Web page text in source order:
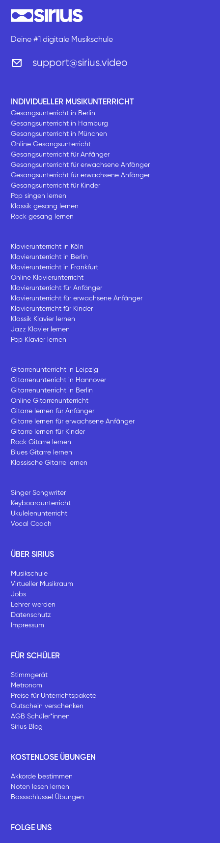
Deine #1 digitale Musikschule
support@sirius.video
INDIVIDUELLER MUSIKUNTERRICHT
Gesangsunterricht in Berlin
Gesangsunterricht in Hamburg
Gesangsunterricht in München
Online Gesangsunterricht
Gesangsunterricht für Anfänger
Gesangsunterricht für erwachsene Anfänger
Gesangsunterricht für erwachsene Anfänger
Gesangsunterricht für Kinder
Pop singen lernen
Klassik gesang lernen
Rock gesang lernen
Klavierunterricht in Köln
Klavierunterricht in Berlin
Klavierunterricht in Frankfurt
Online Klavierunterricht
Klavierunterricht für Anfänger
Klavierunterricht für erwachsene Anfänger
Klavierunterricht für Kinder
Klassik Klavier lernen
Jazz Klavier lernen
Pop Klavier lernen
Gitarrenunterricht in Leipzig
Gitarrenunterricht in Hannover
Gitarrenunterricht in Berlin
Online Gitarrenunterricht
Gitarre lernen für Anfänger
Gitarre lernen für erwachsene Anfänger
Gitarre lernen für Kinder
Rock Gitarre lernen
Blues Gitarre lernen
Klassische Gitarre lernen
Singer Songwriter
Keyboardunterricht
Ukulelenunterricht
Vocal Coach
ÜBER SIRIUS
Musikschule
Virtueller Musikraum
Jobs
Lehrer werden
Datenschutz
Impressum
FÜR SCHÜLER
Stimmgerät
Metronom
Preise für Unterrichtspakete
Gutschein verschenken
AGB Schüler*innen
Sirius Blog
KOSTENLOSE ÜBUNGEN
Akkorde bestimmen
Noten lesen lernen
Bassschlüssel Übungen
FOLGE UNS